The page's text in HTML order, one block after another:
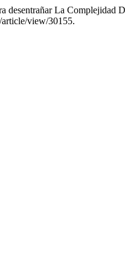
desentrañar La Complejidad
view/30155.